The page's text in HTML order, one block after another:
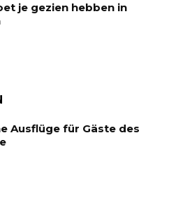
je gezien hebben in
Ausflüge für Gäste des